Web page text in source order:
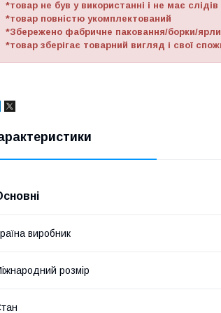
*товар не був у використанні і не має
*товар повністю укомплектований
*Збережено фабричне паковання/борки/
*товар зберігає товарний вигляд і свої
виробник
розмір